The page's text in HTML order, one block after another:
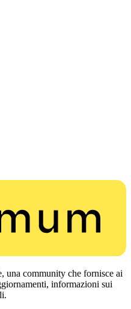
una community che fornisce ai
informazioni sui